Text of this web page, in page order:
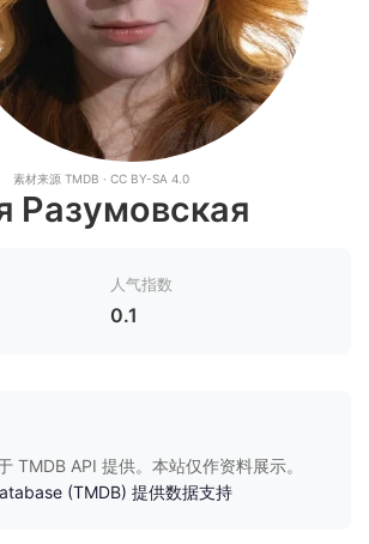
素材来源 TMDB · CC BY-SA 4.0
Разумовская
人气指数
0.1
TMDB API 提供。本站仅作资料展示。
(TMDB) 提供数据支持